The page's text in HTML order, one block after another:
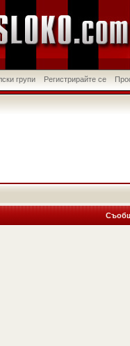
групи Регистрирайте се